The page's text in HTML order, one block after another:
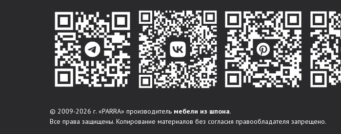
© 2009-2026 г. «PARRA» производитель мебели из шпона.
Все права защищены. Копирование материалов без согласия правообладателя запрещено.